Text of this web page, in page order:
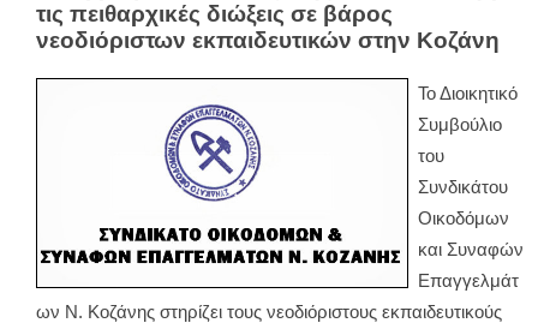
τις πειθαρχικές διώξεις σε βάρος
νεοδιόριστων εκπαιδευτικών στην Κοζάνη
Το Διοικητικό
Συμβούλιο
του
Συνδικάτου
Οικοδόμων
και Συναφών
Επαγγελμάτ
ων Ν. Κοζάνης στηρίζει τους νεοδιόριστους εκπαιδευτικούς